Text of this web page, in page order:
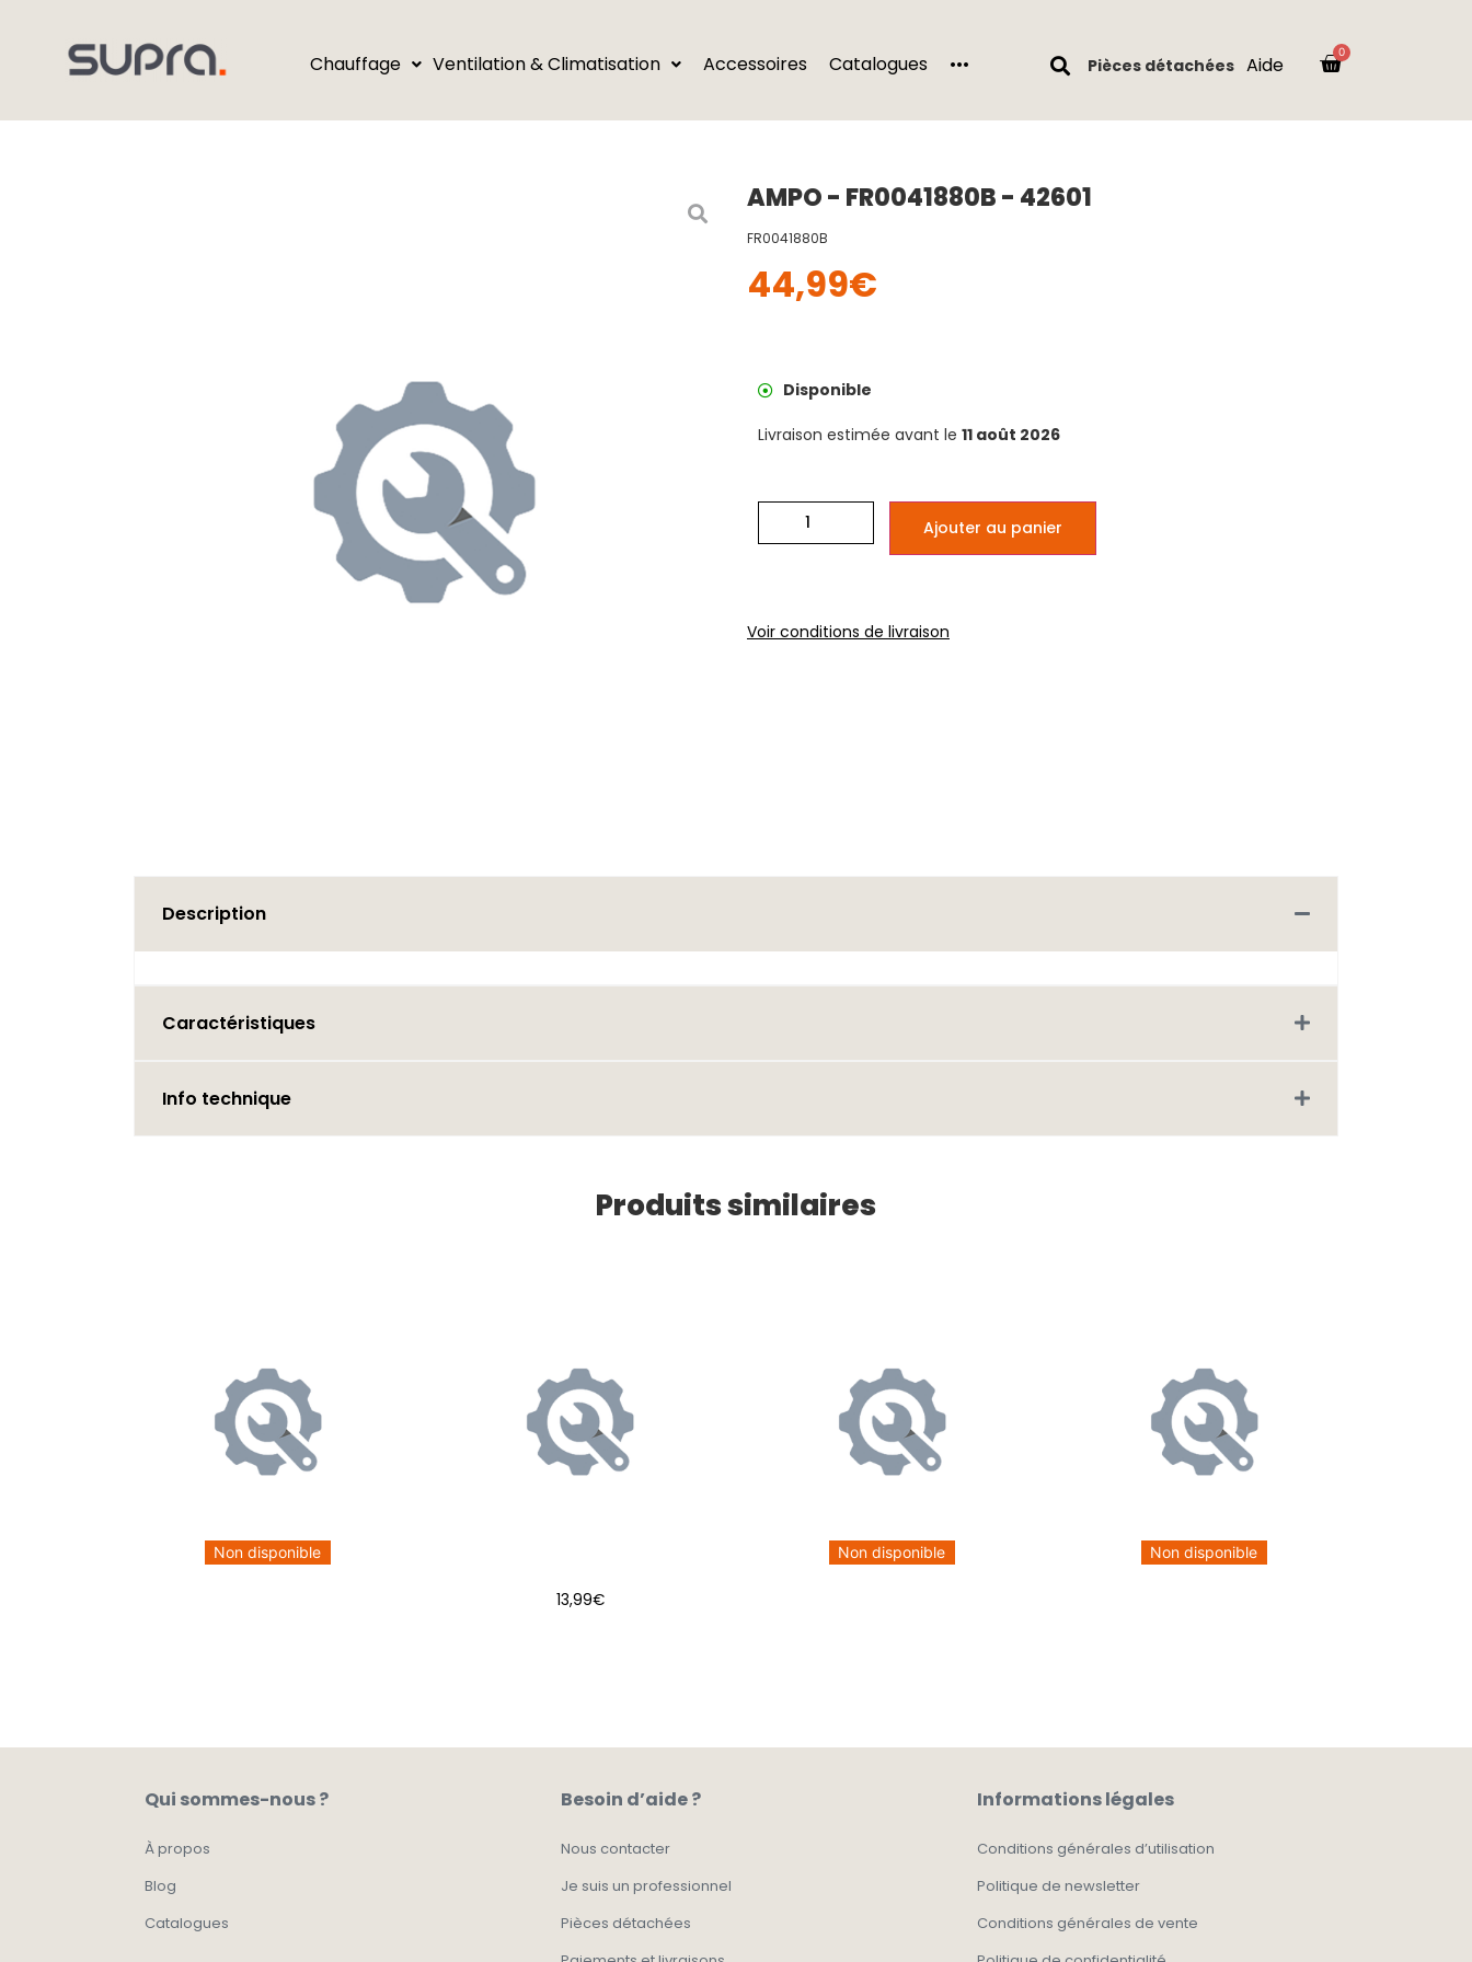
Chauffage Ventilation & Climatisation Accessoires Catalogues ··· Pièces détachées Aide
AMPO - FR0041880B - 42601
FR0041880B
44,99€
Disponible
Livraison estimée avant le 11 août 2026
Ajouter au panier
Voir conditions de livraison
Description
Caractéristiques
Info technique
Produits similaires
Non disponible
13,99€
Non disponible Non disponible
Qui sommes-nous ?
À propos
Blog
Catalogues
Besoin d’aide ?
Nous contacter
Je suis un professionnel
Pièces détachées
Informations légales
Conditions générales d’utilisation
Politique de newsletter
Conditions générales de vente